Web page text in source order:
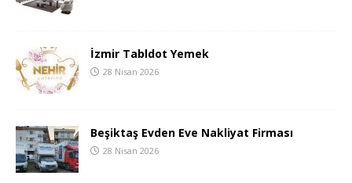
İzmir Tabldot Yemek
28 Nisan 2026
Beşiktaş Evden Eve Nakliyat Firması
28 Nisan 2026